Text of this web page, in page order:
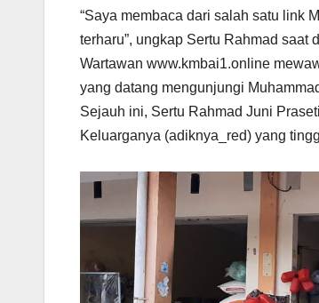
“Saya membaca dari salah satu link
terharu”, ungkap Sertu Rahmad saat
Wartawan www.kmbai1.online
yang datang mengunjungi
Sejauh ini, Sertu Rahmad Juni
Keluarganya (adiknya_red) yang